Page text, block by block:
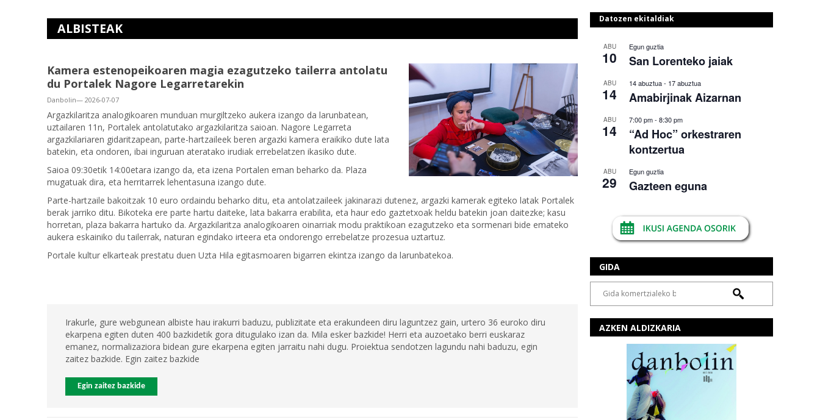
ALBISTEAK
Kamera estenopeikoaren magia ezagutzeko tailerra antolatu
du Portalek Nagore Legarretarekin
Danbolin— 2026-07-07
Argazkilaritza analogikoaren munduan murgiltzeko aukera izango da larunbatean,
uztailaren 11n, Portalek antolatutako argazkilaritza saioan. Nagore Legarreta
argazkilariaren gidaritzapean, parte-hartzaileek beren argazki kamera eraikiko dute lata
batekin, eta ondoren, ibai inguruan ateratako irudiak errebelatzen ikasiko dute.
Saioa 09:30etik 14:00etara izango da, eta izena Portalen eman beharko da. Plaza
mugatuak dira, eta herritarrek lehentasuna izango dute.
Parte-hartzaile bakoitzak 10 euro ordaindu beharko ditu, eta antolatzaileek jakinarazi dutenez, argazki kamerak egiteko latak Portalek
berak jarriko ditu. Bikoteka ere parte hartu daiteke, lata bakarra erabilita, eta haur edo gaztetxoak heldu batekin joan daitezke; kasu
horretan, plaza bakarra hartuko da. Argazkilaritza analogikoaren oinarriak modu praktikoan ezagutzeko eta sormenari bide emateko
aukera eskainiko du tailerrak, naturan egindako irteera eta ondorengo errebelatze prozesua uztartuz.
Portale kultur elkarteak prestatu duen Uzta Hila egitasmoaren bigarren ekintza izango da larunbatekoa.
Irakurle, gure webgunean albiste hau irakurri baduzu, publizitate eta erakundeen diru laguntzez gain, urtero 36 euroko diru
ekarpena egiten duten 400 bazkidetik gora ditugulako izan da. Mila esker bazkide! Herri eta auzoetako berri euskaraz
emanez, normalizaziora bidean gure ekarpena egiten jarraitu nahi dugu. Proiektua sendotzen lagundu nahi baduzu, egin
zaitez bazkide. Egin zaitez bazkide
Egin zaitez bazkide
Datozen ekitaldiak
ABU
10
Egun guztia
San Lorenteko jaiak
ABU
14
14 abuztua- 17 abuztua
Amabirjinak Aizarnan
ABU
14
7:00 pm- 8:30 pm
“Ad Hoc” orkestraren
kontzertua
ABU
29
Egun guztia
Gazteen eguna
GIDA
AZKEN ALDIZKARIA